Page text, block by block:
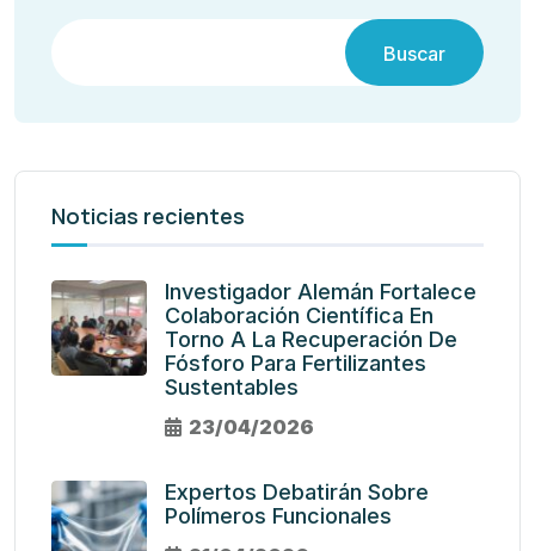
Buscar
Noticias recientes
Investigador Alemán Fortalece
Colaboración Científica En
Torno A La Recuperación De
Fósforo Para Fertilizantes
Sustentables
23/04/2026
Expertos Debatirán Sobre
Polímeros Funcionales